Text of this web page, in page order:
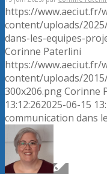
https://www.aeciut.fr/
content/uploads/
dans-les-equipes-
Corinne Paterlini
https://www.aeciut.fr/
content/uploads/
300x206.pngCorinne
13:12:262025-06-15
communication dans